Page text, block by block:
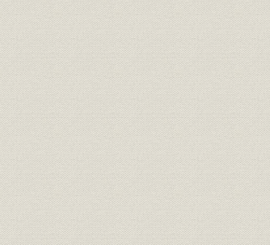
事業所;製造工程
頃)、再選別作業(旭絹織 1928年
頃)、箱詰作業(旭絹織 1928年
頃)
1926年、
事業所;福利厚生
第1期工事が完成した日本ベン
ベルグ絹糸 延岡工場(1931年)、
完成した女子工員寄宿舎(日本ベ
ンベルグ絹糸 1931年)、1930年
頃の延岡駅前、完成した社宅群
(日本ベンベルグ絹糸 1930年)
1930年、
広告宣伝;催し
「旭絹織月報」第12号より
(1926年)、「旭絹織月報」第23
号より(1927年)、京都大礼博覧
会(旭絹織 1928年)、ベンベルグ
展示会(大阪 1932年)、ベンベル
グ展示会(東京・三越 1933年)
1926年
株式 旭絹織の主要株主 1923年5月
財務・業績 旭絹織の業績の推移 1922年11